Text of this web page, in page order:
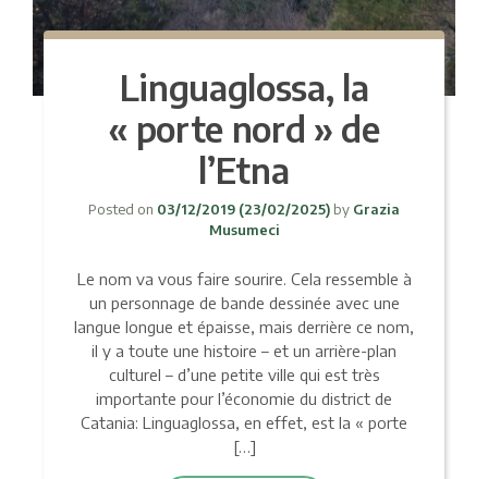
Linguaglossa, la
« porte nord » de
l’Etna
Posted on 03/12/2019 (23/02/2025) by Grazia
Musumeci
Le nom va vous faire sourire. Cela ressemble à
un personnage de bande dessinée avec une
langue longue et épaisse, mais derrière ce nom,
il y a toute une histoire – et un arrière-plan
culturel – d’une petite ville qui est très
importante pour l’économie du district de
Catania: Linguaglossa, en effet, est la « porte
[…]